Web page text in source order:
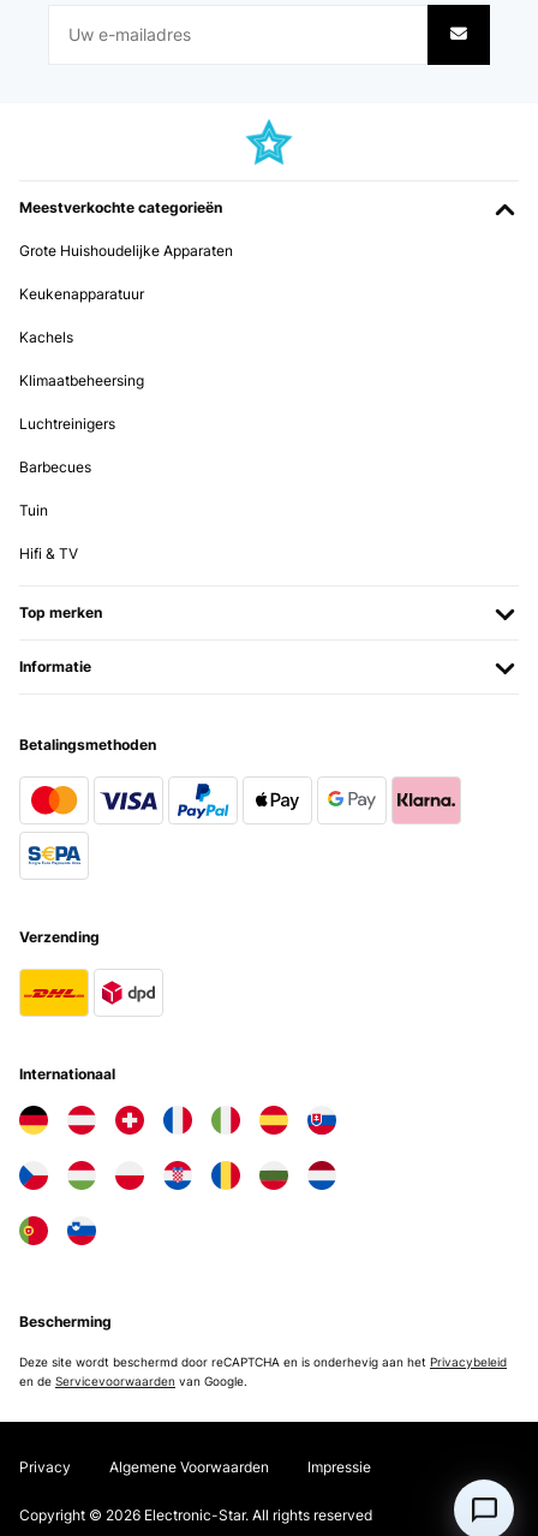
Meestverkochte categorieën
Grote Huishoudelijke Apparaten
Keukenapparatuur
Kachels
Klimaatbeheersing
Luchtreinigers
Barbecues
Tuin
Hifi & TV
Top merken
Informatie
Betalingsmethoden
Verzending
Internationaal
Bescherming
Deze site wordt beschermd door reCAPTCHA en is onderhevig aan het Privacybeleid
en de Servicevoorwaarden van Google.
Privacy Algemene Voorwaarden Impressie
Copyright © 2026 Electronic-Star. All rights reserved